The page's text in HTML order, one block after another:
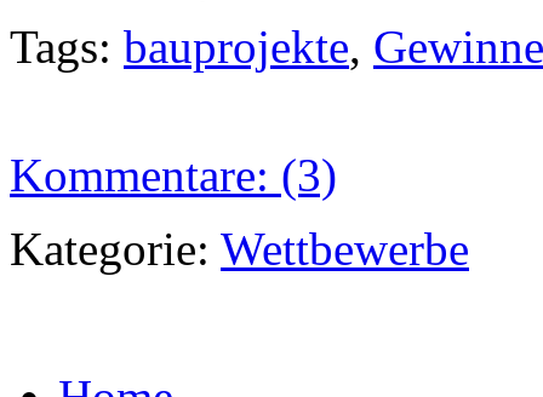
Tags: bauprojekte,
Kommentare: (3)
Kategorie: Wettbewerbe